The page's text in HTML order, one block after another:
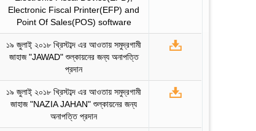
Electronic Fiscal Printer(EFP) and
Point Of Sales(POS) software
১৯ জুলাই্‌ ২০১৮ খ্রিস্টাব্দ এর আওতায় সমুদ্রগামী
জাহাজ "JAWAD" শুল্কায়নের জন্য অনাপত্তি
প্রদান
১৯ জুলাই্‌ ২০১৮ খ্রিস্টাব্দ এর আওতায় সমুদ্রগামী
জাহাজ "NAZIA JAHAN" শুল্কায়নের জন্য
অনাপত্তি প্রদান